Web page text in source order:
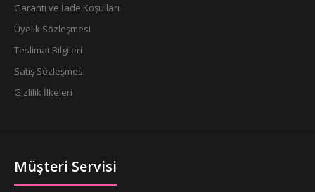
Garanti ve İade Koşulları
Üyelik Sözleşmesi
Teslimat Bilgileri
Satış Sözleşmesi
Gizlilik İlkeleri
Müşteri Servisi